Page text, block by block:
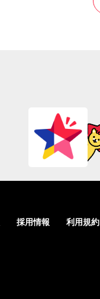
採用情報 利用規約